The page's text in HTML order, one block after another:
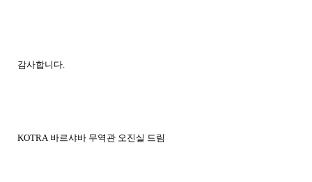
감사합니다.
KOTRA 바르샤바 무역관 오진실 드림